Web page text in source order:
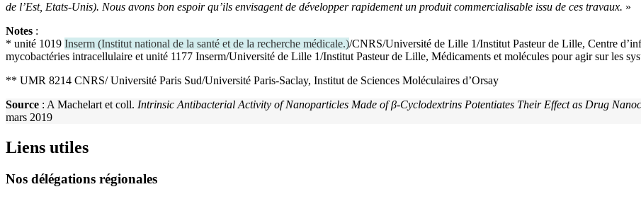
de l’Est, Etats-Unis). Nous avons bon espoir qu’ils envisagent de développer rapidement un produit commercialisable issu de ces travaux. »
Notes :
* unité 1019 Inserm (Institut national de la santé et de la recherche médicale.)/CNRS/Université de Lille 1/Institut Pasteur de Lille, Centre
mycobactéries intracellulaire et unité 1177 Inserm/Université de Lille 1/Institut Pasteur de Lille, Médicaments et molécules pour agir sur les
** UMR 8214 CNRS/ Université Paris Sud/Université Paris-Saclay, Institut de Sciences Moléculaires d’Orsay
Source : A Machelart et coll. Intrinsic Antibacterial Activity of Nanoparticles Made of β‑Cyclodextrins Potentiates Their Effect as Drug
mars 2019
Liens utiles
Nos délégations régionales